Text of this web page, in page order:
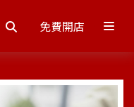
免費開店